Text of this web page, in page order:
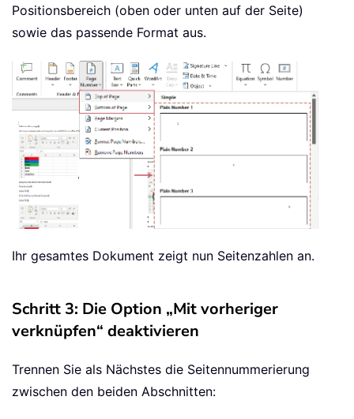
Positionsbereich (oben oder unten auf der Seite)
sowie das passende Format aus.
Ihr gesamtes Dokument zeigt nun Seitenzahlen an.
Schritt 3: Die Option „Mit vorheriger
verknüpfen“ deaktivieren
Trennen Sie als Nächstes die Seitennummerierung
zwischen den beiden Abschnitten: